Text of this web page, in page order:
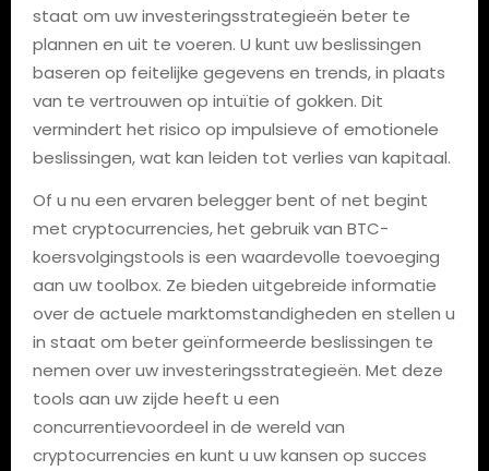
staat om uw investeringsstrategieën beter te
plannen en uit te voeren. U kunt uw beslissingen
baseren op feitelijke gegevens en trends, in plaats
van te vertrouwen op intuïtie of gokken. Dit
vermindert het risico op impulsieve of emotionele
beslissingen, wat kan leiden tot verlies van kapitaal.
Of u nu een ervaren belegger bent of net begint
met cryptocurrencies, het gebruik van BTC-
koersvolgingstools is een waardevolle toevoeging
aan uw toolbox. Ze bieden uitgebreide informatie
over de actuele marktomstandigheden en stellen u
in staat om beter geïnformeerde beslissingen te
nemen over uw investeringsstrategieën. Met deze
tools aan uw zijde heeft u een
concurrentievoordeel in de wereld van
cryptocurrencies en kunt u uw kansen op succes